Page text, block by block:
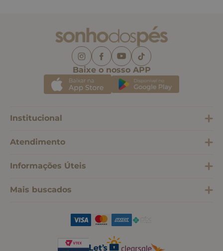
Baixe o nosso APP
Institucional
Atendimento
Informações Úteis
Mais buscados